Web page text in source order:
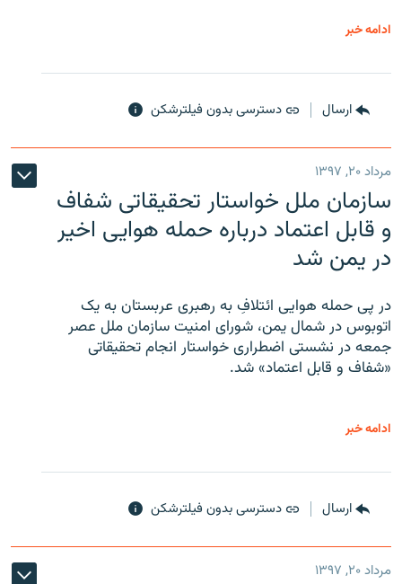
ادامه خبر
ارسال دسترسی بدون فیلترشکن
مرداد ۲۰, ۱۳۹۷
سازمان ملل خواستار تحقیقاتی شفاف
و قابل اعتماد درباره حمله هوایی اخیر
در یمن شد
در پی حمله هوایی ائتلافِ به رهبری عربستان به یک
اتوبوس در شمال یمن، شورای امنیت سازمان ملل عصر
جمعه در نشستی اضطراری خواستار انجام تحقیقاتی
«شفاف و قابل اعتماد» شد.
ادامه خبر
ارسال دسترسی بدون فیلترشکن
مرداد ۲۰, ۱۳۹۷